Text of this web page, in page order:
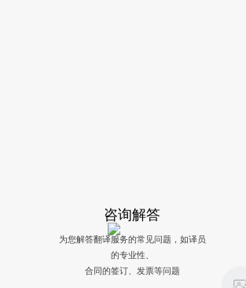
咨询解答
为您解答翻译服务的常见问题，如译员
的专业性、
合同的签订、发票等问题